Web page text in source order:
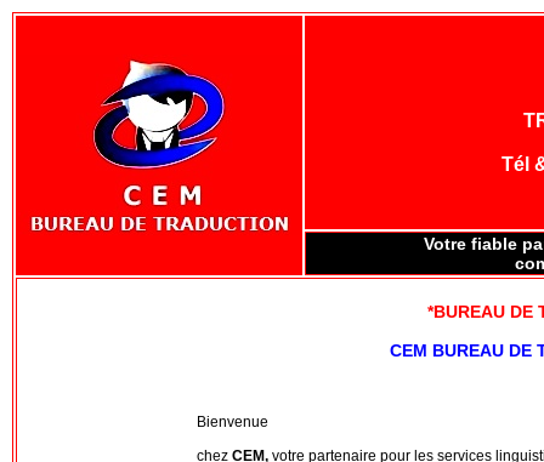
Tél
Votre fiable
*BUREAU DE
CEM BUREAU DE
Bienvenue
chez CEM,votre partenaire pour les services